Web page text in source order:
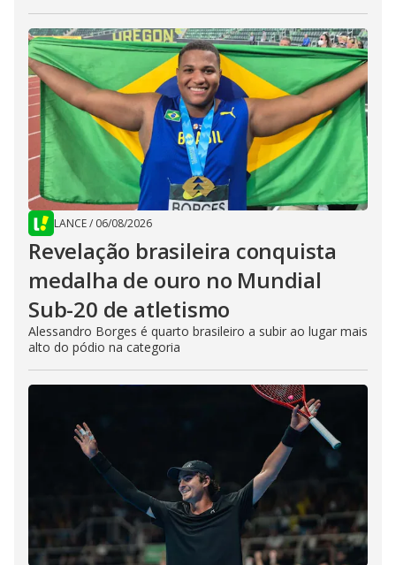
LANCE/ 06/08/2026
Revelação brasileira conquista
medalha de ouro no Mundial
Sub-20 de atletismo
Alessandro Borges é quarto brasileiro a subir ao lugar mais
alto do pódio na categoria